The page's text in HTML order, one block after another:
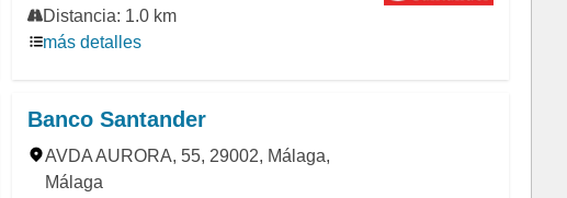
Distancia: 1.0 km
más detalles
Banco Santander
AVDA AURORA, 55, 29002, Málaga,
Málaga